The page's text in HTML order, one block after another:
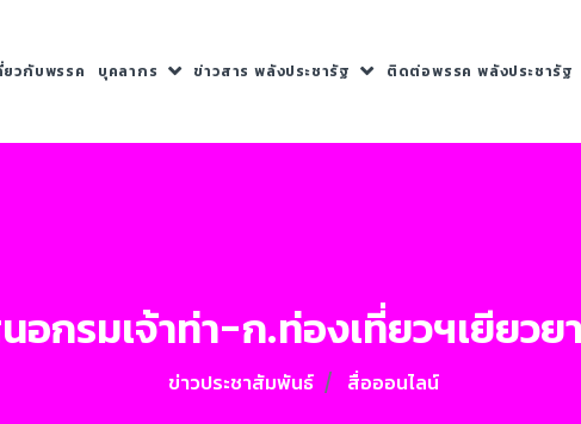
ยวกับพรรค บุคลากร ข่าวสาร พลังประชารัฐ ติดต่อพรรค พลังประชารัฐ
กรมเจ้าท่า-ก.ท่องเที่ยวฯเยียวย
ข่าวประชาสัมพันธ์ สื่อออนไลน์